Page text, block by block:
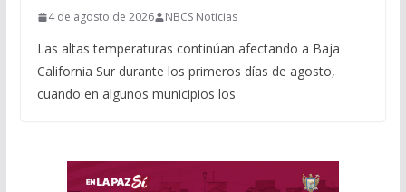
4 de agosto de 2026 NBCS Noticias
Las altas temperaturas continúan afectando a Baja
California Sur durante los primeros días de agosto,
cuando en algunos municipios los